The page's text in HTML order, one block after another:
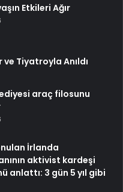
Etkileri Ağır
ve Tiyatroyla Anıldı
araç filosunu
İrlanda
aktivist kardeşi
anlattı: 3 gün 5 yıl gibi